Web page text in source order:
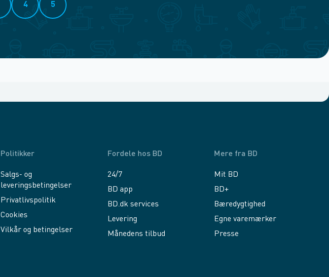
4 5
Politikker
Salgs- og
leveringsbetingelser
Privatlivspolitik
Cookies
Vilkår og betingelser
Fordele hos BD
24/7
BD app
BD.dk services
Levering
Månedens tilbud
Mere fra BD
Mit BD
BD+
Bæredygtighed
Egne varemærker
Presse